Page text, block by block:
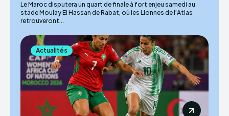
Le Maroc disputera un quart de finale à fort enjeu samedi au
stade Moulay El Hassan de Rabat, où les Lionnes de l’Atlas
retrouveront...
Actualités